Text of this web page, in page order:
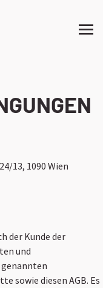
13, 1090 Wien
der Kunde der
und
sowie diesen AGB. Es